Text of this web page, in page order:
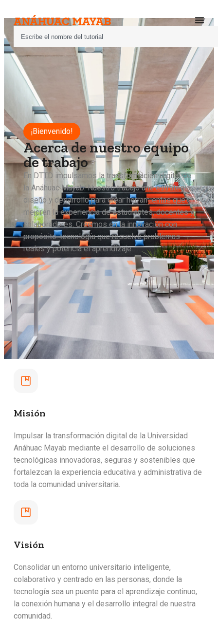
¡Bienvenido!
Acerca de nuestro equipo
de trabajo
En DTTD impulsamos la transformación digital de
la Anáhuac Mayab. Nuestro trabajo une estrategia,
diseño y desarrollo para crear herramientas que
mejoren la experiencia de estudiantes, docentes y
colaboradores. Creemos en la innovación con
propósito: tecnología que resuelve problemas
reales y potencia el aprendizaje.
Misión
Impulsar la transformación digital de la Universidad
Anáhuac Mayab mediante el desarrollo de soluciones
tecnológicas innovadoras, seguras y sostenibles que
fortalezcan la experiencia educativa y administrativa de
toda la comunidad universitaria.
Visión
Consolidar un entorno universitario inteligente,
colaborativo y centrado en las personas, donde la
tecnología sea un puente para el aprendizaje continuo,
la conexión humana y el desarrollo integral de nuestra
comunidad.